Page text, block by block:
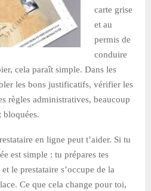
carte grise
et au
permis de
conduire
cela paraît simple. Dans les
les bons justificatifs, vérifier les
règles administratives, beaucoup
bloquées.
en ligne peut t’aider. Si tu
est simple : tu prépares tes
le prestataire s’occupe de la
Ce que cela change pour toi,